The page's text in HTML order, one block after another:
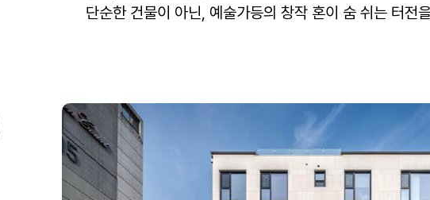
단순한 건물이 아닌, 예술가등의 창작 혼이 숨 쉬는 터전